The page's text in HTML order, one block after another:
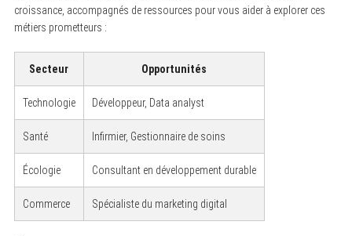
croissance, accompagnés de ressources pour vous aider à explorer ces
métiers prometteurs :
Secteur Opportunités
Technologie Développeur, Data analyst
Santé Infirmier, Gestionnaire de soins
Écologie Consultant en développement durable
Commerce Spécialiste du marketing digital